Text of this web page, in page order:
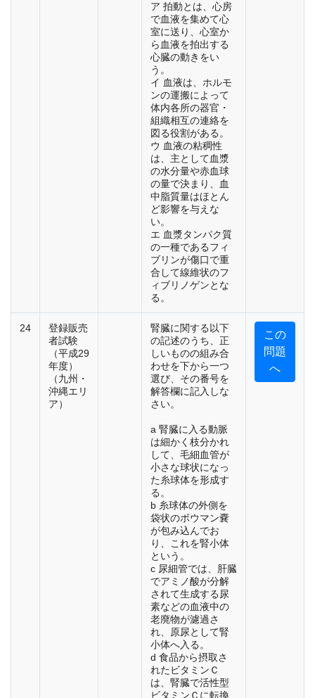
ア 拍動とは、心房
で血液を集めて心
室に送り、心室か
ら血液を拍出する
心臓の動きをい
う。
イ 血液は、ホルモ
ンの運搬によって
体内各所の器官・
組織相互の連絡を
図る役割がある。
ウ 血液の粘稠性
は、主として血漿
の水分量や赤血球
の量で決まり、血
中脂質量はほとん
ど影響を与えな
い。
エ 血漿タンパク質
の一種であるフィ
ブリンが傷口で重
合して線維状のフ
ィブリノゲンとな
る。
24
登録販売
者試験
（平成29
年度）
（九州・
沖縄エリ
ア）
腎臓に関する以下
の記述のうち、正
しいものの組み合
わせを下から一つ
選び、その番号を
解答欄に記入しな
さい。
a 腎臓に入る動脈
は細かく枝分かれ
して、毛細血管が
小さな球状になっ
た糸球体を形成す
る。
b 糸球体の外側を
袋状のボウマン嚢
が包み込んでお
り、これを腎小体
という。
c 尿細管では、肝臓
でアミノ酸が分解
されて生成する尿
素などの血液中の
老廃物が濾過さ
れ、原尿として腎
小体へ入る。
d 食品から摂取さ
れたビタミンＣ
は、腎臓で活性型
ビタミンＣに転換
この
問題
へ